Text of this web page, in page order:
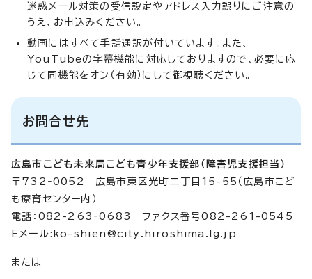
迷惑メール対策の受信設定やアドレス入力誤りにご注意の
うえ、お申込みください。
動画にはすべて手話通訳が付いています。また、
YouTubeの字幕機能に対応しておりますので、必要に応
じて同機能をオン（有効）にして御視聴ください。
お問合せ先
広島市こども未来局こども青少年支援部（障害児支援担当）
〒732‐0052 広島市東区光町二丁目15-55（広島市こど
も療育センター内）
電話：082-263‐0683 ファクス番号082-261-0545
Eメール: ko-shien@city.hiroshima.lg.jp
または